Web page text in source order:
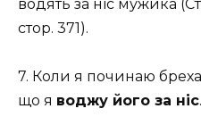
водять за ніс мужика
стор. 371).
7. Коли я починаю
що я воджу його за ніс.